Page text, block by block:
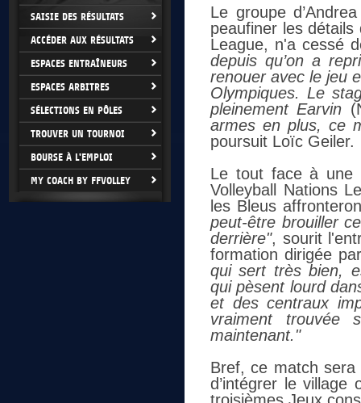
SAISIE DES RÉSULTATS
ACCÉDER AUX RÉSULTATS
ESPACES ENTRAÎNEURS
ESPACES ARBITRES
SÉLECTIONS EN PÔLES
TROUVER UN TOURNOI
BOURSE À L'EMPLOI
MY COACH BY FFVOLLEY
Le groupe
peaufiner les
League, n'a cessé
depuis qu’on a
renouer avec le jeu
Olympiques. Le
pleinement Earvin
armes en plus, ce
poursuit Loïc Geiler.
Le tout face à une
Volleyball Nations
les Bleus
peut-être brouiller
derrière", sourit
formation dirigée
qui sert très bien,
qui pèsent lourd
et des centraux
vraiment trouvée
maintenant."
Bref, ce match sera
d’intégrer le